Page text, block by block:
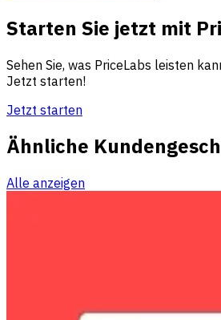
Starten Sie jetzt mit
Sehen Sie, was PriceLabs leisten
Jetzt starten!
Jetzt starten
Ähnliche
Alle anzeigen